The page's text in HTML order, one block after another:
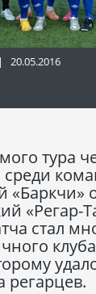
20.05.2016
тура
среди
«Баркчи»
«Регар-
стал
регарцев.